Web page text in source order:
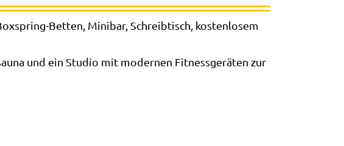
Betten, Minibar, Schreibtisch, kostenlosem
und ein Studio mit modernen Fitnessgeräten zur